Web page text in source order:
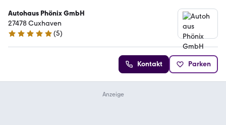
Autohaus Phönix GmbH
27478 Cuxhaven
5 Sterne
(5)
Kontakt Parken